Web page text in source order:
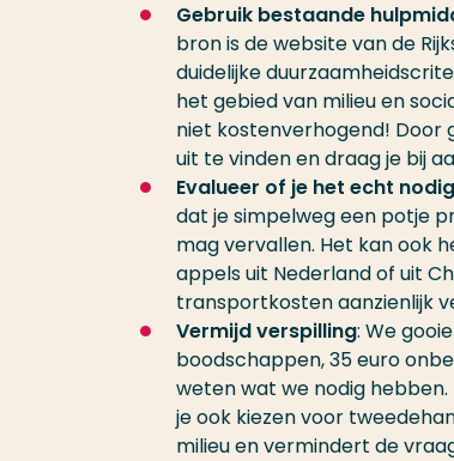
Gebruik bestaande
bron is de website van de
duidelijke
het gebied van milieu en
niet kostenverhogend! Door
uit te vinden en draag je bij
Evalueer of je het echt
dat je simpelweg een potje
mag vervallen. Het kan ook
appels uit Nederland of uit
transportkosten aanzienlijk
Vermijd verspilling: We
boodschappen, 35 euro
weten wat we nodig hebben.
je ook kiezen voor
milieu en vermindert de